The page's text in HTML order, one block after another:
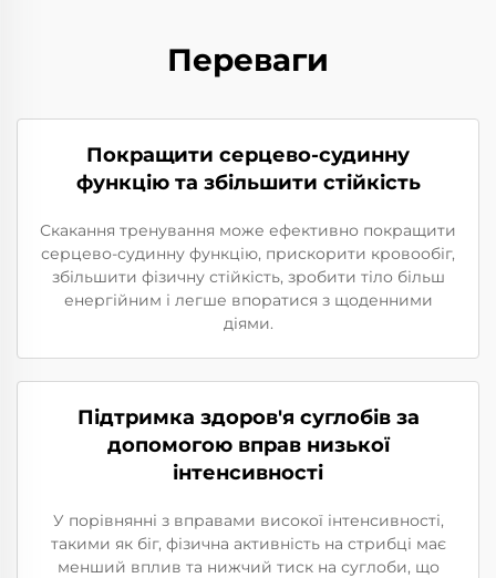
Переваги
Покращити серцево-судинну
функцію та збільшити стійкість
Скакання тренування може ефективно покращити
серцево-судинну функцію, прискорити кровообіг,
збільшити фізичну стійкість, зробити тіло більш
енергійним і легше впоратися з щоденними
діями.
Підтримка здоров'я суглобів за
допомогою вправ низької
інтенсивності
У порівнянні з вправами високої інтенсивності,
такими як біг, фізична активність на стрибці має
менший вплив та нижчий тиск на суглоби, що